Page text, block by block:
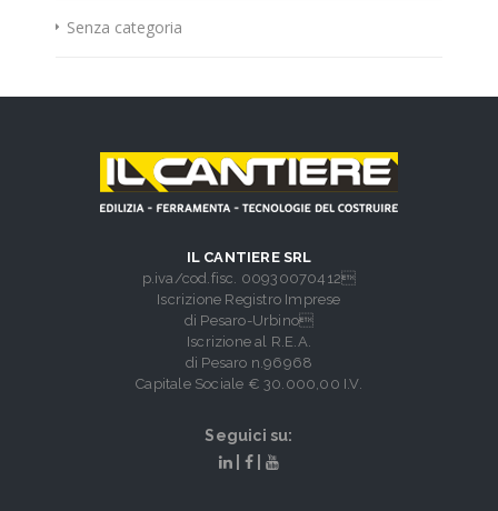
Senza categoria
IL CANTIERE SRL
p.iva/cod.fisc. 00930070412
Iscrizione Registro Imprese
di Pesaro-Urbino
Iscrizione al R.E.A.
di Pesaro n.96968
Capitale Sociale € 30.000,00 I.V.
Seguici su: